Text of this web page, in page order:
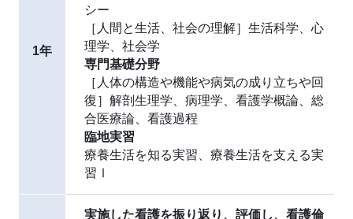
1年
シー
［人間と生活、社会の理解］生活科学、心
理学、社会学
専門基礎分野
［人体の構造や機能や病気の成り立ちや回
復］解剖生理学、病理学、看護学概論、総
合医療論、看護過程
臨地実習
療養生活を知る実習、療養生活を支える実
習Ⅰ
実施した看護を振り返り、評価し、看護倫